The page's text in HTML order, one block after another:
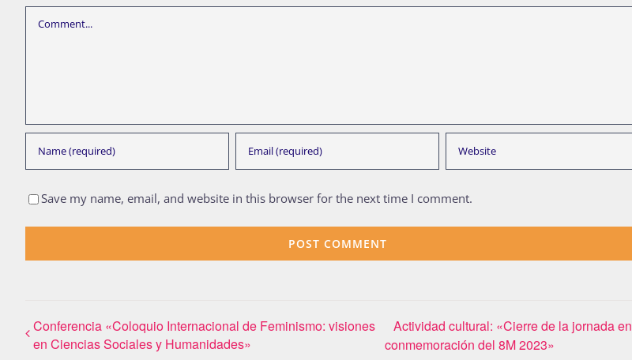
Comment
Save my name, email, and website in this browser for the next time I comment.
Conferencia «Coloquio Internacional de Feminismo: visiones
en Ciencias Sociales y Humanidades»
Actividad cultural: «Cierre de la jornada en
conmemoración del 8M 2023»